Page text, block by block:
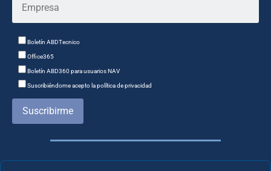
Boletín ABDTecnico
Office365
Boletín ABD360 para usuarios NAV
Suscribiéndome acepto la política de privacidad
Suscribirme